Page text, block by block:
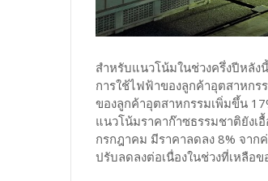
สำหรับแนวโน้มในช่วงครึ่งปีหลั
การใช้ไฟฟ้าของลูกค้าอุตสาหก
ของลูกค้าอุตสาหกรรมเพิ่มขึ้น
แนวโน้มราคาก๊าซธรรมชาติยังเ
กรกฎาคม มีราคาลดลง 8% จา
ปรับลดลงต่อเนื่องในช่วงที่เหลือ